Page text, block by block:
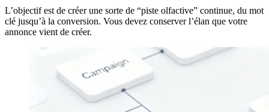
L’objectif est de créer une sorte de “piste olfactive” continue, du mot
clé jusqu’à la conversion. Vous devez conserver l’élan que votre
annonce vient de créer.